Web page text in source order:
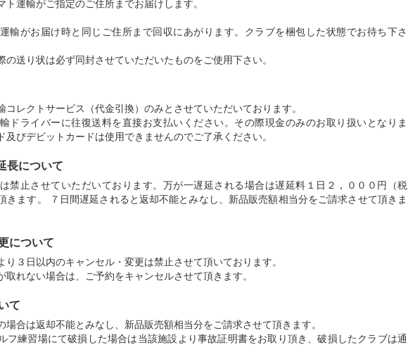
ト運輸がご指定のご住所までお届けします。
輸がお届け時と同じご住所まで回収にあがります。クラブを梱包した状態でお待ち下さ
の送り状は必ず同封させていただいたものをご使用下さい。
コレクトサービス（代金引換）のみとさせていただいております。
ドライバーに往復送料を直接お支払いください。その際現金のみのお取り扱いとなりま
及びデビットカードは使用できませんのでご了承ください。
長について
禁止させていただいております。万が一遅延される場合は遅延料１日２，０００円（税
きます。 ７日間遅延されると返却不能とみなし、新品販売額相当分をご請求させて頂きま
について
り３日以内のキャンセル・変更は禁止させて頂いております。
取れない場合は、ご予約をキャンセルさせて頂きます。
て
場合は返却不能とみなし、新品販売額相当分をご請求させて頂きます。
フ練習場にて破損した場合は当該施設より事故証明書をお取り頂き、破損したクラブは通